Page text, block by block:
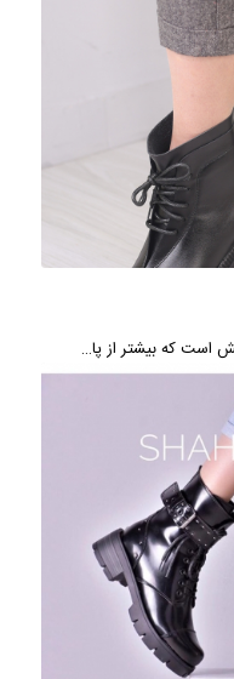
است که بیشتر از پا…